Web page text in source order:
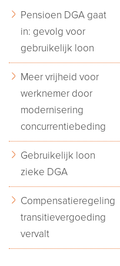
Pensioen DGA gaat
in: gevolg voor
gebruikelijk loon
Meer vrijheid voor
werknemer door
modernisering
concurrentiebeding
Gebruikelijk loon
zieke DGA
Compensatieregeling
transitievergoeding
vervalt